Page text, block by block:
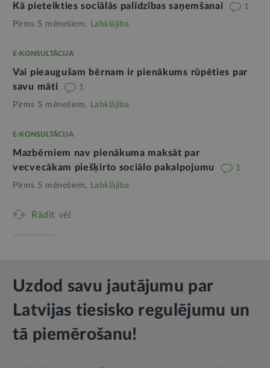
Kā pieteikties sociālās palīdzības saņemšanai 1
Pirms 5 mēnešiem, Labklājība
E-KONSULTĀCIJA
Vai pieaugušam bērnam ir pienākums rūpēties par
savu māti
1
Pirms 5 mēnešiem, Labklājība
E-KONSULTĀCIJA
Mazbērniem nav pienākuma maksāt par
vecvecākam piešķirto sociālo pakalpojumu
1
Pirms 5 mēnešiem, Labklājība
Rādīt vēl
Uzdod savu jautājumu par
Latvijas tiesisko regulējumu un
tā piemērošanu!